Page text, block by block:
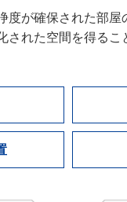
度が確保された部
れた空間を得るこ